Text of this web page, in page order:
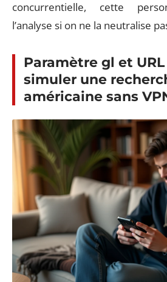
concurrentielle, cette
l’analyse si on ne la neutralise
Paramètre gl et URL
simuler une
américaine sans